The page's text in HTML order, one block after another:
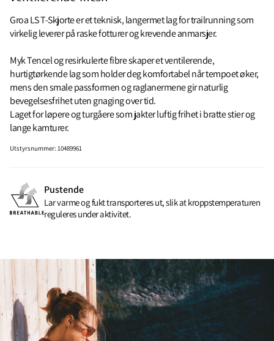
Groa LS T-Skjorte er et teknisk, langermet lag for trailrunning som
virkelig leverer på raske fotturer og krevende anmarsjer.
Myk Tencel og resirkulerte fibre skaper et ventilerende,
hurtigtørkende lag som holder deg komfortabel når tempoet øker,
mens den smale passformen og raglanermene gir naturlig
bevegelsesfrihet uten gnaging over tid.
Laget for løpere og turgåere som jakter luftig frihet i bratte stier og
lange kamturer.
Utstyrsnummer:10489961
Pustende
Lar varme og fukt transporteres ut, slik at kroppstemperaturen
reguleres under aktivitet.